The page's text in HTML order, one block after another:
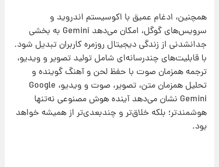
همچنین، ادغام عمیق با اکوسیستم اندروید و
سرویس‌های گوگل، امکان می‌دهد Gemini به بخشی
جدانشدنی از زندگی دیجیتال روزمره کاربران تبدیل شود.
با قابلیت‌های چندرسانه‌ای شامل تولید تصویر و ویدیو،
ترجمه همزمان صوت با حفظ لحن و آهنگ گوینده و
تحلیل همزمان متن، تصویر، صوت و ویدیو، Google
Gemini نشان می‌دهد آینده هوش مصنوعی نه‌تنها
هوشمندتر؛ بلکه خلاق‌تر و چندبعدی‌تر از همیشه خواهد
بود.